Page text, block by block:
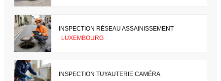
INSPECTION RÉSEAU ASSAINISSEMENT
LUXEMBOURG
INSPECTION TUYAUTERIE CAMÉRA